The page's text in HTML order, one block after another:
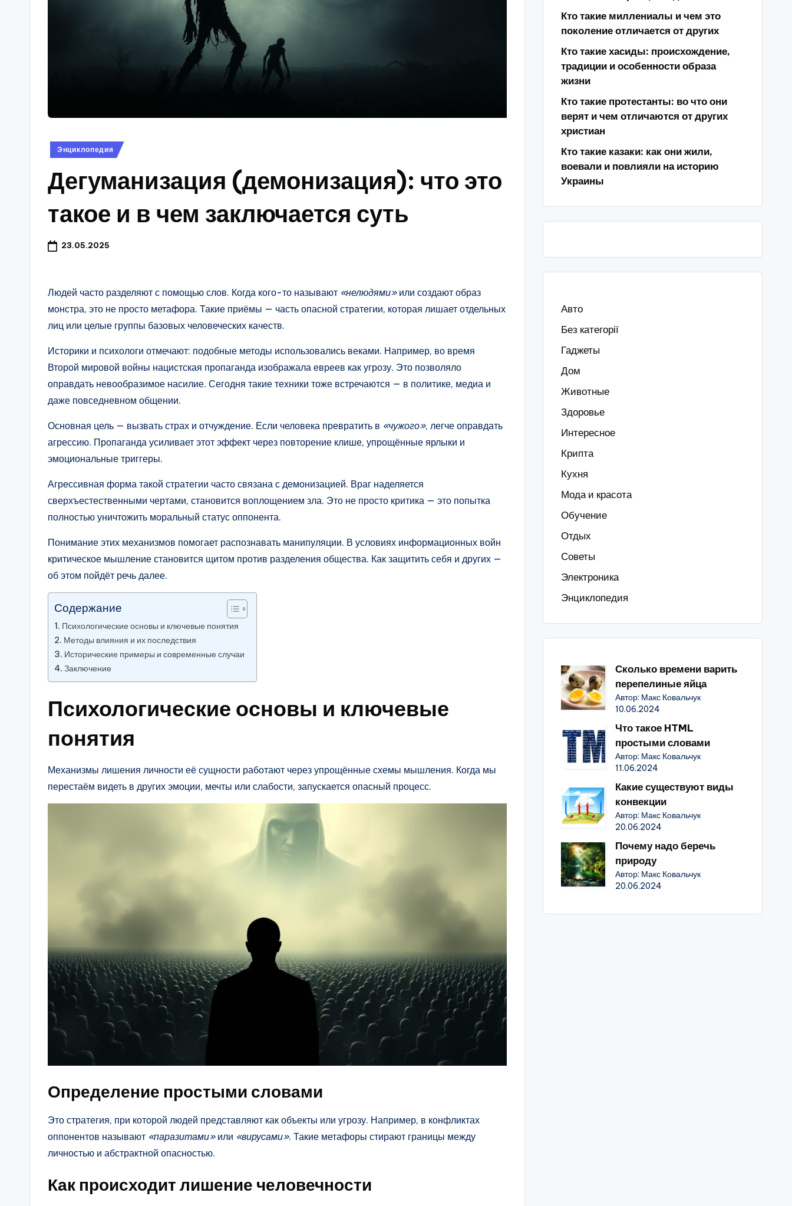
Опубликовано
Энциклопедия
Дегуманизация (демонизация): что это
такое и в чем заключается суть
23.05.2025
Людей часто разделяют с помощью слов. Когда кого-то называют «нелюдями»или создают образ
монстра, это не просто метафора. Такие приёмы — часть опасной стратегии, которая лишает отдельных
лиц или целые группы базовых человеческих качеств.
Историки и психологи отмечают: подобные методы использовались веками. Например, во время
Второй мировой войны нацистская пропаганда изображала евреев как угрозу. Это позволяло
оправдать невообразимое насилие. Сегодня такие техники тоже встречаются — в политике, медиа и
даже повседневном общении.
Основная цель — вызвать страх и отчуждение. Если человека превратить в «чужого», легче оправдать
агрессию. Пропаганда усиливает этот эффект через повторение клише, упрощённые ярлыки и
эмоциональные триггеры.
Агрессивная форма такой стратегии часто связана с демонизацией. Враг наделяется
сверхъестественными чертами, становится воплощением зла. Это не просто критика — это попытка
полностью уничтожить моральный статус оппонента.
Понимание этих механизмов помогает распознавать манипуляции. В условиях информационных войн
критическое мышление становится щитом против разделения общества. Как защитить себя и других —
об этом пойдёт речь далее.
Содержание
Психологические основы и ключевые понятия
Методы влияния и их последствия
Исторические примеры и современные случаи
Заключение
Психологические основы и ключевые
понятия
Механизмы лишения личности её сущности работают через упрощённые схемы мышления. Когда мы
перестаём видеть в других эмоции, мечты или слабости, запускается опасный процесс.
Определение простыми словами
Это стратегия, при которой людей представляют как объекты или угрозу. Например, в конфликтах
оппонентов называют «паразитами»или «вирусами». Такие метафоры стирают границы между
личностью и абстрактной опасностью.
Как происходит лишение человечности
Кто такие миллениалы и чем это
поколение отличается от других
Кто такие хасиды: происхождение,
традиции и особенности образа
жизни
Кто такие протестанты: во что они
верят и чем отличаются от других
христиан
Кто такие казаки: как они жили,
воевали и повлияли на историю
Украины
Авто
Без категорії
Гаджеты
Дом
Животные
Здоровье
Интересное
Крипта
Кухня
Мода и красота
Обучение
Отдых
Советы
Электроника
Энциклопедия
Сколько времени варить
перепелиные яйца
Автор: Макс Ковальчук
10.06.2024
Что такое HTML
простыми словами
Автор: Макс Ковальчук
11.06.2024
Какие существуют виды
конвекции
Автор: Макс Ковальчук
20.06.2024
Почему надо беречь
природу
Автор: Макс Ковальчук
20.06.2024